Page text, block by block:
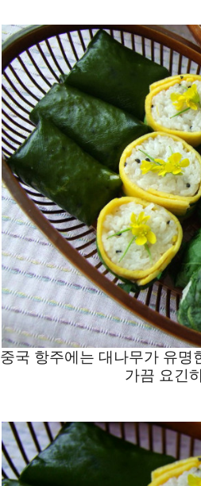
중국 항주에는 대나무가 유명
가끔 요긴